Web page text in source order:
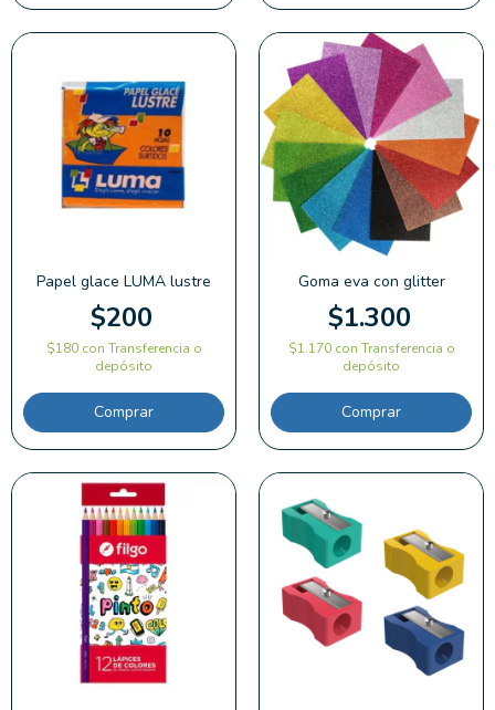
Papel glace LUMA lustre
$200
$180 con Transferencia o
depósito
Comprar
Goma eva con glitter
$1.300
$1.170 con Transferencia o
depósito
Comprar